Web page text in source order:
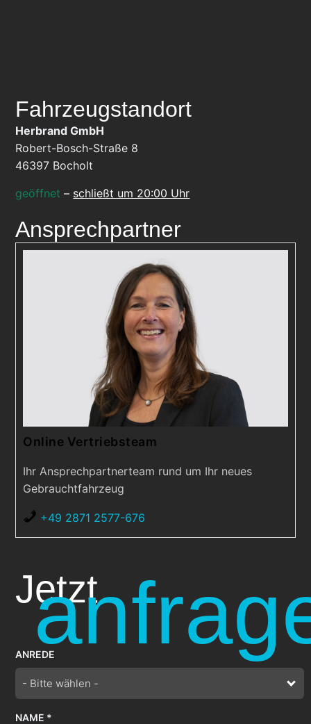
Fahrzeugstandort
Herbrand GmbH
Robert-Bosch-Straße 8
46397 Bocholt
geöffnet – schließt um 20:00 Uhr
Ansprechpartner
Online Vertriebsteam
Ihr Ansprechpartnerteam rund um Ihr neues
Gebrauchtfahrzeug
+49 2871 2577-676
Jetzt
ANREDE
- Bitte wählen -
NAME *